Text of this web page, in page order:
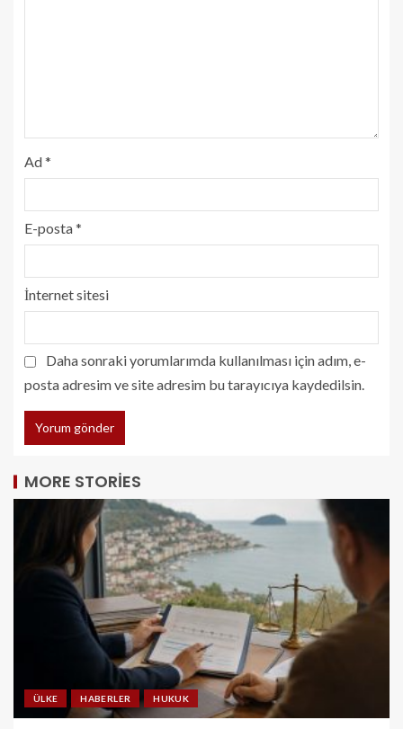
Ad*
E-posta*
İnternet sitesi
Daha sonraki yorumlarımda kullanılması için adım, e-
posta adresim ve site adresim bu tarayıcıya kaydedilsin.
MORE STORIES
ÜLKE HABERLER HUKUK